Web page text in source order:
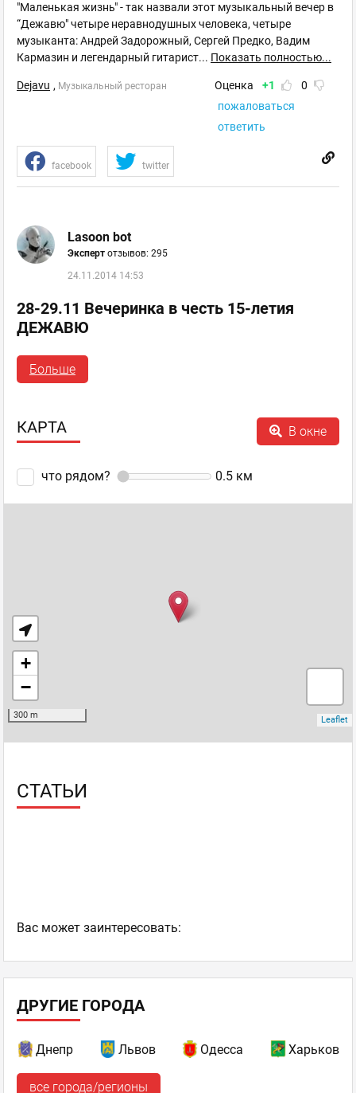
"Маленькая жизнь" - так назвали этот музыкальный вечер в
“Дежавю" четыре неравнодушных человека, четыре
музыканта: Андрей Задорожный, Сергей Предко, Вадим
Кармазин и легендарный гитарист... Показать полностью...
Dejavu , Музыкальный ресторан Оценка +1
0
пожаловаться
ответить
facebook twitter
Lasoon bot
Эксперт отзывов: 295
24.11.2014 14:53
28-29.11 Вечеринка в честь 15-летия
ДЕЖАВЮ
За свою долгую и яркую историю музыкальный ресторан
«Дежавю» стал настоящей достопримечательностью города
Киева. Этот проект со дня открытия задал новый тон и сразу
01.11 Хеллоуин в "Дежавю"
Тогда приходите в Салон-ресторан "Дежавю" в эту субботу!
Вас ждет бармен-шоу и выступления музыкальных гостей
"Rhuthmenn drum show" и "No comments".
Обещаем, будет не по-осеннему горячо!
Dejavu ,Музыкальный ресторан
Больше
КАРТА В окне
что рядом? 0.5 км
СТАТЬИ
Ваc может заинтересовать:
ДРУГИЕ ГОРОДА
Днепр Львов Одесса Харьков
все города/регионы